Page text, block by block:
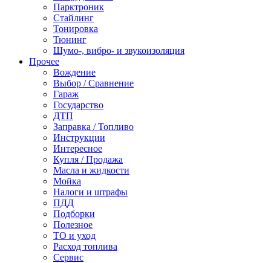
Парктроник
Стайлинг
Тонировка
Тюнинг
Шумо-, вибро- и звукоизоляция
Прочее
Вождение
Выбор / Сравнение
Гараж
Государство
ДТП
Заправка / Топливо
Инструкции
Интересное
Купля / Продажа
Масла и жидкости
Мойка
Налоги и штрафы
ПДД
Подборки
Полезное
ТО и уход
Расход топлива
Сервис